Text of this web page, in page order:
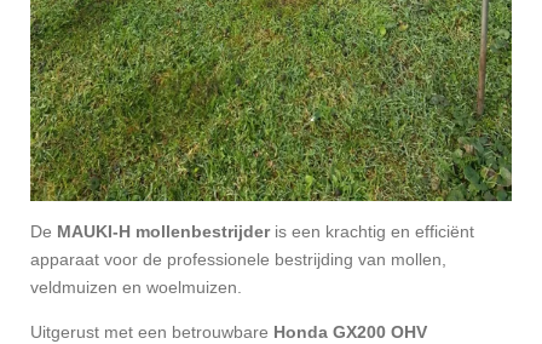
De MAUKI-H mollenbestrijderis een krachtig en efficiënt
apparaat voor de professionele bestrijding van mollen,
veldmuizen en woelmuizen.
Uitgerust met een betrouwbare Honda GX200 OHV